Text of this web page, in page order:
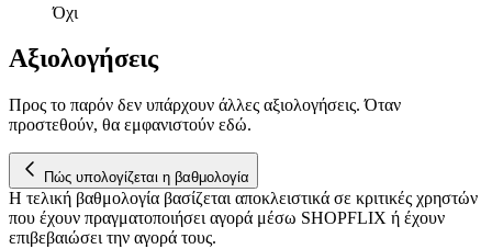
Όχι
Αξιολογήσεις
Προς το παρόν δεν υπάρχουν άλλες αξιολογήσεις. Όταν
προστεθούν, θα εμφανιστούν εδώ.
Πώς υπολογίζεται η βαθμολογία
Η τελική βαθμολογία βασίζεται αποκλειστικά σε κριτικές χρηστών
που έχουν πραγματοποιήσει αγορά μέσω SHOPFLIX ή έχουν
επιβεβαιώσει την αγορά τους.